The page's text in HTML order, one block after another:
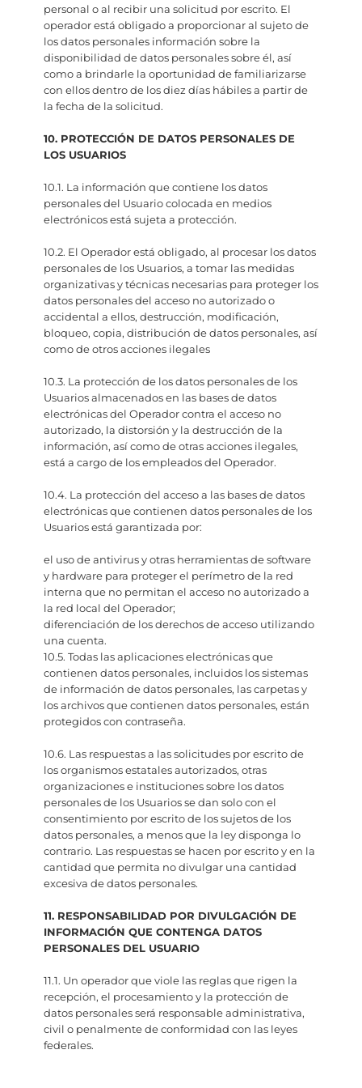
personal o al recibir una solicitud por escrito. El
operador está obligado a proporcionar al sujeto de
los datos personales información sobre la
disponibilidad de datos personales sobre él, así
como a brindarle la oportunidad de familiarizarse
con ellos dentro de los diez días hábiles a partir de
la fecha de la solicitud.
10. PROTECCIÓN DE DATOS PERSONALES DE
LOS USUARIOS
10.1. La información que contiene los datos
personales del Usuario colocada en medios
electrónicos está sujeta a protección.
10.2. El Operador está obligado, al procesar los datos
personales de los Usuarios, a tomar las medidas
organizativas y técnicas necesarias para proteger los
datos personales del acceso no autorizado o
accidental a ellos, destrucción, modificación,
bloqueo, copia, distribución de datos personales, así
como de otros acciones ilegales
10.3. La protección de los datos personales de los
Usuarios almacenados en las bases de datos
electrónicas del Operador contra el acceso no
autorizado, la distorsión y la destrucción de la
información, así como de otras acciones ilegales,
está a cargo de los empleados del Operador.
10.4. La protección del acceso a las bases de datos
electrónicas que contienen datos personales de los
Usuarios está garantizada por:
el uso de antivirus y otras herramientas de software
y hardware para proteger el perímetro de la red
interna que no permitan el acceso no autorizado a
la red local del Operador;
diferenciación de los derechos de acceso utilizando
una cuenta.
10.5. Todas las aplicaciones electrónicas que
contienen datos personales, incluidos los sistemas
de información de datos personales, las carpetas y
los archivos que contienen datos personales, están
protegidos con contraseña.
10.6. Las respuestas a las solicitudes por escrito de
los organismos estatales autorizados, otras
organizaciones e instituciones sobre los datos
personales de los Usuarios se dan solo con el
consentimiento por escrito de los sujetos de los
datos personales, a menos que la ley disponga lo
contrario. Las respuestas se hacen por escrito y en la
cantidad que permita no divulgar una cantidad
excesiva de datos personales.
11. RESPONSABILIDAD POR DIVULGACIÓN DE
INFORMACIÓN QUE CONTENGA DATOS
PERSONALES DEL USUARIO
11.1. Un operador que viole las reglas que rigen la
recepción, el procesamiento y la protección de
datos personales será responsable administrativa,
civil o penalmente de conformidad con las leyes
federales.